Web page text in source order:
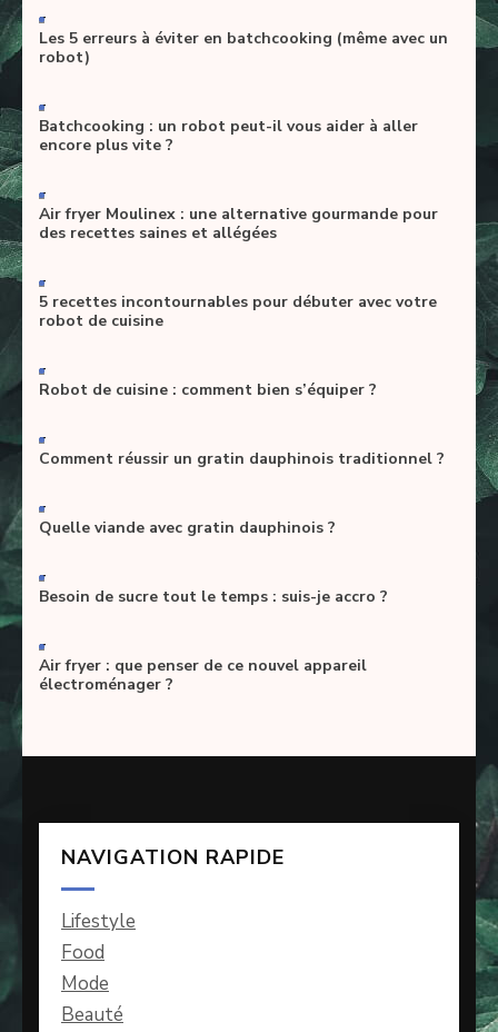
-
Les 5 erreurs à éviter en batchcooking (même avec un
robot)
-
Batchcooking : un robot peut-il vous aider à aller
encore plus vite ?
-
Air fryer Moulinex : une alternative gourmande pour
des recettes saines et allégées
-
5 recettes incontournables pour débuter avec votre
robot de cuisine
-
Robot de cuisine : comment bien s’équiper ?
-
Comment réussir un gratin dauphinois traditionnel ?
-
Quelle viande avec gratin dauphinois ?
-
Besoin de sucre tout le temps : suis-je accro ?
-
Air fryer : que penser de ce nouvel appareil
électroménager ?
NAVIGATION RAPIDE
Lifestyle
Food
Mode
Beauté